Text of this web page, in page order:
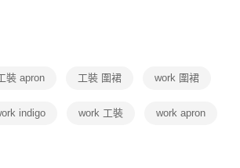
先享後付 」之結帳頁面顯示為準，若有關於
取消欲退款等相關疑問，請聯繫「AFTEE先享後付
netprotections.freshdesk.com/support/home
有限公司提供之「AFTEE先享後付」服務完成之交
宜，請瀏覽以下網址：
裝 apron 工裝 圍裙 work 圍裙
indigo work 工裝 work apron